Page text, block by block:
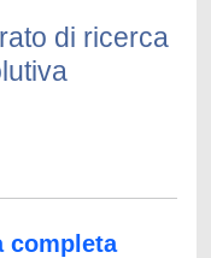
di ricerca
completa